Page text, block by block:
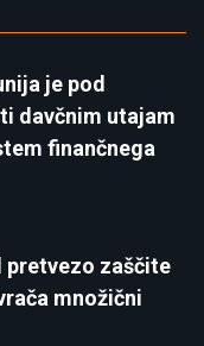
je pod
davčnim utajam
finančnega
pretvezo zaščite
množični